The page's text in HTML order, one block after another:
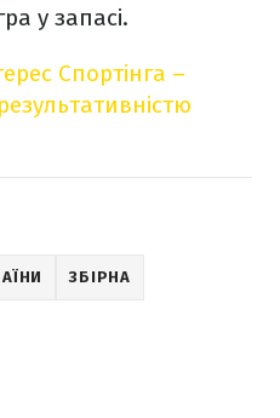
у запасі.
Спортінга –
ЗБІРНА